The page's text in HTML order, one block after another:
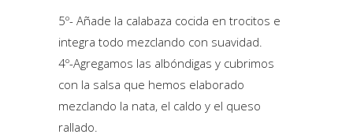
5º- Añade la calabaza cocida en trocitos e
integra todo mezclando con suavidad.
4º-Agregamos las albóndigas y cubrimos
con la salsa que hemos elaborado
mezclando la nata, el caldo y el queso
rallado.